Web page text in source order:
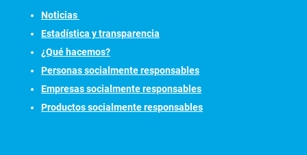
Noticias
Estadística y transparencia
¿Qué hacemos?
Personas socialmente responsables
Empresas socialmente responsables
Productos socialmente responsables